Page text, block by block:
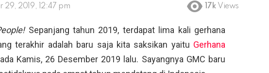
29, 2019, 12:47 pm 17k Views
Sepanjang tahun 2019, terdapat lima kali gerhana
terakhir adalah baru saja kita saksikan yaitu Gerhana
Kamis, 26 Desember 2019 lalu. Sayangnya GMC baru